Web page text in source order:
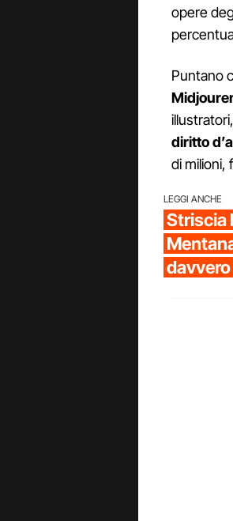
opere
Puntano
diritto
di milioni,
LEGGI ANCHE
Striscia